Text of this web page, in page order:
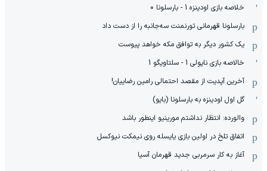
خلاصه بازی اودینزه 1 - بارسلونا 0
بارسلونا قهرمانی تورنمنت سه‌جانبه را از دست داد
یک کشور دیگر به توافق مکه خواهد پیوست
خالاصه بازی ناپولی 1 - سلتاویگو 1
آخرین آپدیت از مقصد احتمالی رامین رضاییان!
گل اول اودینزه به بارسلونا (بایو)
والورده: انتظار نداشتم مورینیو اینطور باشد
اتفاق تلخ در اولین بازی یایسله روی نیمکت نیوکسل
آغاز به کار سرمربی جدید قهرمان آسیا